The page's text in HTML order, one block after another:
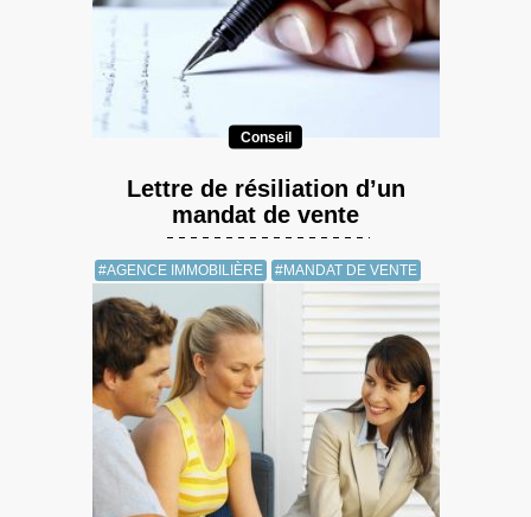
Conseil
Lettre de résiliation d’un
mandat de vente
#AGENCE IMMOBILIÈRE #MANDAT DE VENTE